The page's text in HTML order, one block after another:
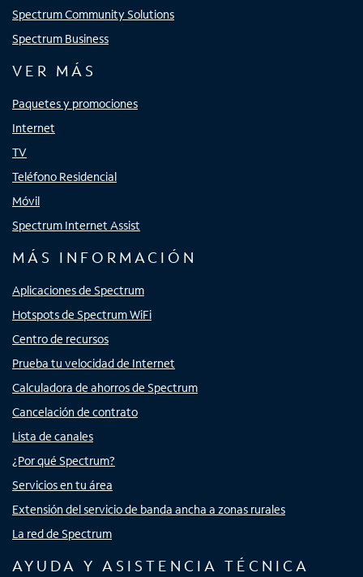
Spectrum Community Solutions
Spectrum Business
VER MÁS
Paquetes y promociones
Internet
TV
Teléfono Residencial
Móvil
Spectrum Internet Assist
MÁS INFORMACIÓN
Aplicaciones de Spectrum
Hotspots de Spectrum WiFi
Centro de recursos
Prueba tu velocidad de Internet
Calculadora de ahorros de Spectrum
Cancelación de contrato
Lista de canales
¿Por qué Spectrum?
Servicios en tu área
Extensión del servicio de banda ancha a zonas rurales
La red de Spectrum
AYUDA Y ASISTENCIA TÉCNICA